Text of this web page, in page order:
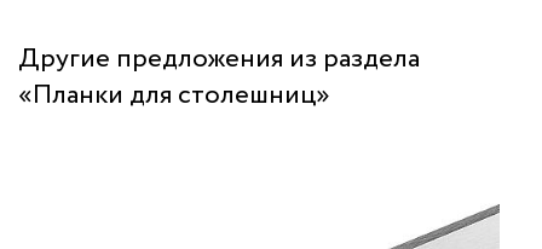
Другие предложения из раздела
«Планки для столешниц»